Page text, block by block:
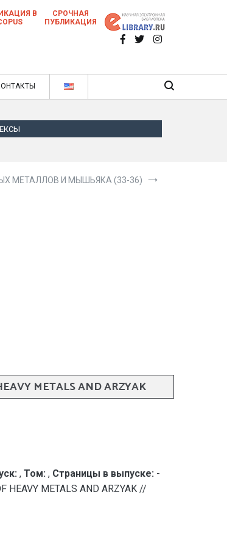
статей в ежемесячном научном
журнале
В
СРОЧНАЯ
ПУБЛИКАЦИЯ
МЕТАЛЛОВ И МЫШЬЯКА (33-36)
METALS AND ARZYAK
, Том: , Страницы в выпуске: -
HEAVY METALS AND ARZYAK //